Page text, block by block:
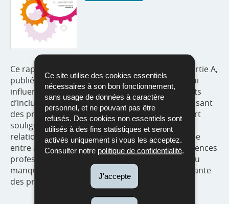
Ce site utilise des cookies essentiels
nécessaires à son bon fonctionnement,
sans usage de données à caractère
personnel, et ne pouvant pas être
refusés. Des cookies non essentiels sont
utilisés à des fins statistiques et seront
activés uniquement si vous les acceptez.
Consulter notre politique de confidentialité.
J'accepte
Ce rapport poursuit le travail amorcé dans la partie A,
publiée en 2023. Dans la partie B, les facteurs qui
influencent la mise en œuvre effective des projets
d’inclusion sont analysés et les conditions favorisant
des pratiques efficaces sont identifiés. Le rapport
souligne notamment l’importance d’un climat
relationnel positif, d’une collaboration structurée
entre acteurs et du développement des compétences
professionnelles, tout en relevant les défis liés au
manque de ressources et à la complexité croissante
des profils d’élèves.